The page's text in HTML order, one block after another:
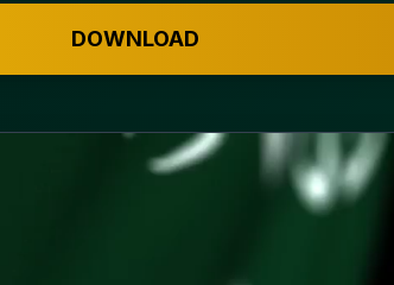
DOWNLOAD